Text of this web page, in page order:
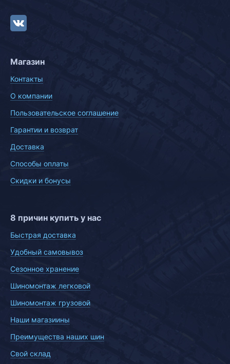
Магазин
Контакты
О компании
Пользовательское соглашение
Гарантии и возврат
Доставка
Способы оплаты
Скидки и бонусы
8 причин купить у нас
Быстрая доставка
Удобный самовывоз
Сезонное хранение
Шиномонтаж легковой
Шиномонтаж грузовой
Наши магазиины
Преимущества наших шин
Свой склад